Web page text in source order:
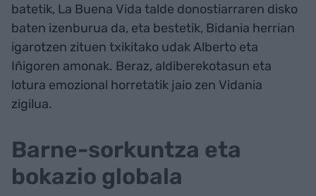
batetik, La Buena Vida talde donostiarraren disko
baten izenburua da, eta bestetik, Bidania herrian
igarotzen zituen txikitako udak Alberto eta
Iñigoren amonak. Beraz, aldiberekotasun eta
lotura emozional horretatik jaio zen Vidania
zigilua.
Barne-sorkuntza eta
bokazio globala